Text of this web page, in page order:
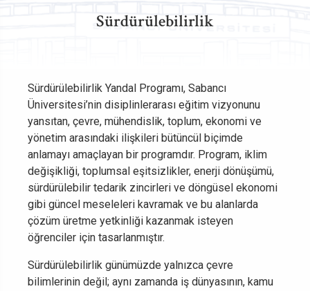
Sürdürülebilirlik
Sürdürülebilirlik Yandal Programı, Sabancı
Üniversitesi’nin disiplinlerarası eğitim vizyonunu
yansıtan, çevre, mühendislik, toplum, ekonomi ve
yönetim arasındaki ilişkileri bütüncül biçimde
anlamayı amaçlayan bir programdır. Program, iklim
değişikliği, toplumsal eşitsizlikler, enerji dönüşümü,
sürdürülebilir tedarik zincirleri ve döngüsel ekonomi
gibi güncel meseleleri kavramak ve bu alanlarda
çözüm üretme yetkinliği kazanmak isteyen
öğrenciler için tasarlanmıştır.
Sürdürülebilirlik günümüzde yalnızca çevre
bilimlerinin değil; aynı zamanda iş dünyasının, kamu